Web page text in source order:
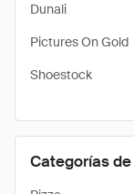
Dunali
Pictures On Gold
Shoestock
Categorías